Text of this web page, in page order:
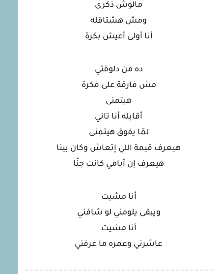
مالوش ذكرى
ومش هشتاقله
أنا أولى أعيش بكرة
ده من دلوقتي
مش فارقة على فكرة
هيتمنى
أقابله أنا تاني
لمّا يفوق هيتمنى
هيعرف قيمة اللي إتعاش وكان بينا
هيعرف إن أيامي كانت جنّا
أنا مشيت
ويبقى يلومني لو شافني
أنا مشيت
عاشرني وعمره ما عرفني